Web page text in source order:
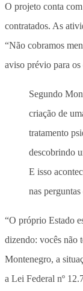
O projeto conta
contratados. As
“Não cobramos
aviso prévio para
Segundo
criação de
tratamento
descobrindo
E isso
nas
“O próprio Estado
dizendo: vocês não
Montenegro, a
a Lei Federal nº